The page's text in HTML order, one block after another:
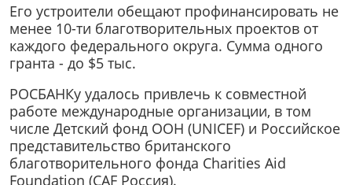
Его устроители обещают профинансировать не
менее 10-ти благотворительных проектов от
каждого федерального округа. Сумма одного
гранта - до $5 тыс.
РОСБАНКу удалось привлечь к совместной
работе международные организации, в том
числе Детский фонд ООН (UNICEF) и Российское
представительство британского
благотворительного фонда Charities Aid
Foundation (CAF Россия).